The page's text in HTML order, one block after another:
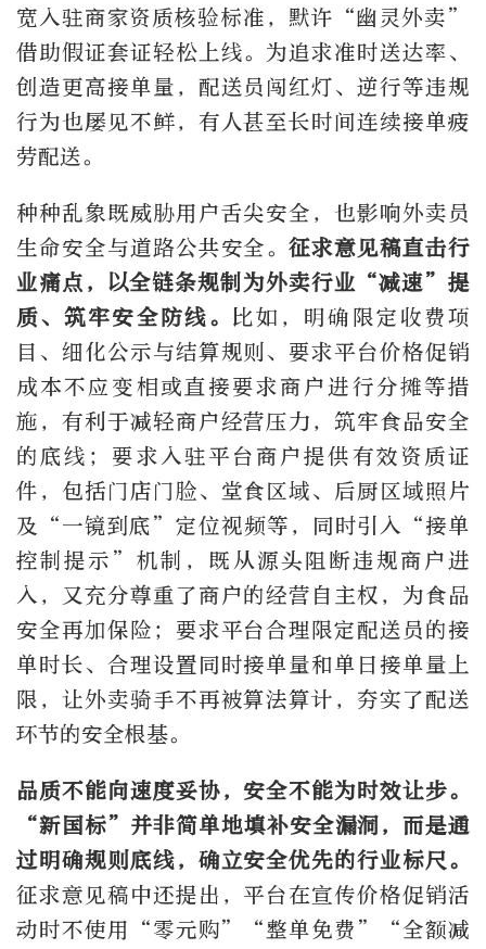
宽入驻商家资质核验标准，默许“幽灵外卖”
借助假证套证轻松上线。为追求准时送达率、
创造更高接单量，配送员闯红灯、逆行等违规
行为也屡见不鲜，有人甚至长时间连续接单疲
劳配送。
种种乱象既威胁用户舌尖安全，也影响外卖员
生命安全与道路公共安全。征求意见稿直击行
业痛点，以全链条规制为外卖行业“减速”提
质、筑牢安全防线。
比如，明确限定收费项
目、细化公示与结算规则、要求平台价格促销
成本不应变相或直接要求商户进行分摊等措
施，有利于减轻商户经营压力，筑牢食品安全
的底线；要求入驻平台商户提供有效资质证
件，包括门店门脸、堂食区域、后厨区域照片
及“一镜到底”定位视频等，同时引入“接单
控制提示”机制，既从源头阻断违规商户进
入，又充分尊重了商户的经营自主权，为食品
安全再加保险；要求平台合理限定配送员的接
单时长、合理设置同时接单量和单日接单量上
限，让外卖骑手不再被算法算计，夯实了配送
环节的安全根基。
品质不能向速度妥协，安全不能为时效让步。
“新国标”并非简单地填补安全漏洞，而是通
过明确规则底线，确立安全优先的行业标尺。
征求意见稿中还提出，平台在宣传价格促销活
动时不使用“零元购”“整单免费”“全额减